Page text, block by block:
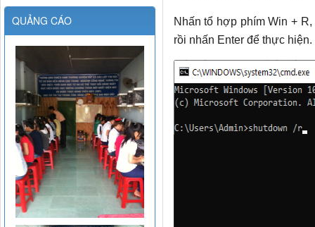
Nhấn tổ hợp phím Win +
rồi nhấn Enter để thực hiện.
QUẢNG CÁO